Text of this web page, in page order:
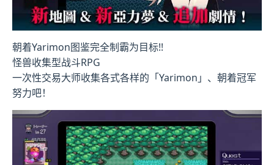
朝着Yarimon图鉴完全制霸为目标!!
怪兽收集型战斗RPG
一次性交易大师收集各式各样的「Yarimon」、朝着冠军
努力吧！